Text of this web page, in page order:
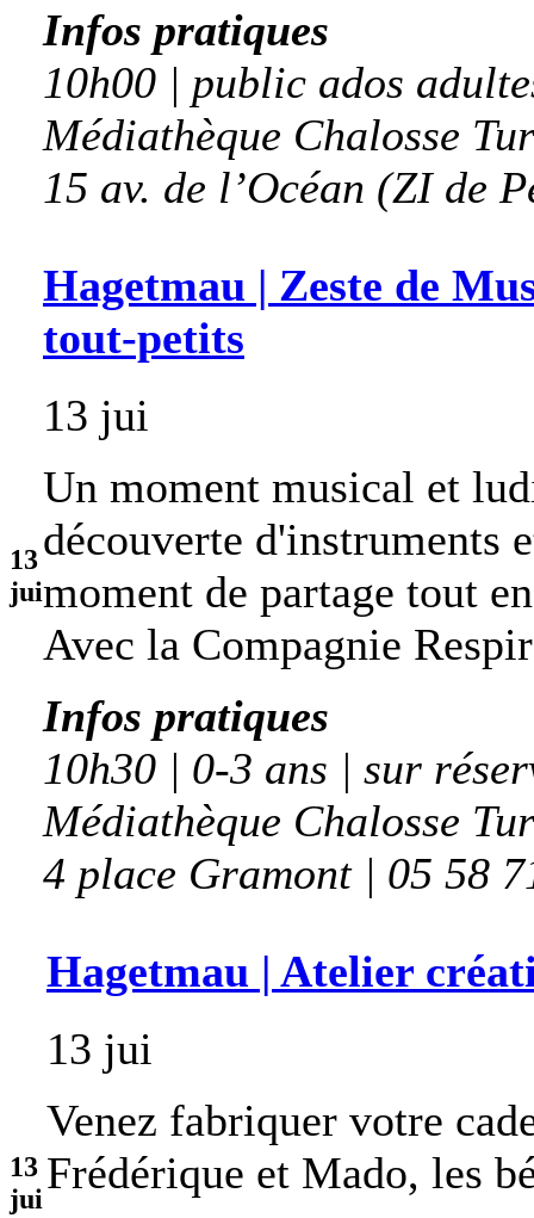
Infos pratiques
10h00 | public ados
Médiathèque Chalosse
15 av. de l’Océan (ZI de
13
jui
Hagetmau | Zeste de
tout-petits
13 jui
Un moment musical et
découverte d'instruments
moment de partage tout
Avec la Compagnie
Infos pratiques
10h30 | 0-3 ans | sur
Médiathèque Chalosse
4 place Gramont | 05 58
13
jui
Hagetmau | Atelier
13 jui
Venez fabriquer votre
Frédérique et Mado, les